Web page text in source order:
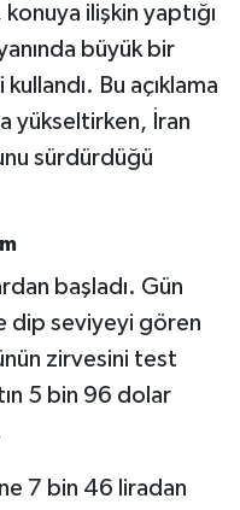
ilişkin yaptığı
büyük bir
Bu açıklama
yükseltirken, İran
sürdürdüğü
başladı. Gün
dip seviyeyi gören
zirvesini test
5 bin 96 dolar
7 bin 46 liradan